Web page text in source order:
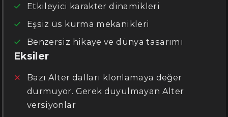
Etkileyici karakter dinamikleri
Eşsiz üs kurma mekanikleri
Benzersiz hikaye ve dünya tasarımı
Eksiler
Bazı Alter dalları klonlamaya değer
durmuyor. Gerek duyulmayan Alter
versiyonlar